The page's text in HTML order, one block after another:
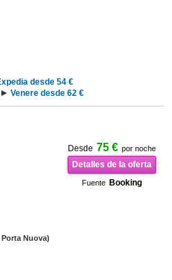
desde 54 €
Venere desde 62 €
Desde 75 € por noche
Detalles de la oferta
Fuente Booking
Nuova)